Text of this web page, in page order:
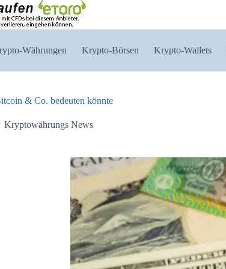
Währungen Krypto-Börsen Krypto-Wallets
& Co. bedeuten könnte
Kryptowährungs News